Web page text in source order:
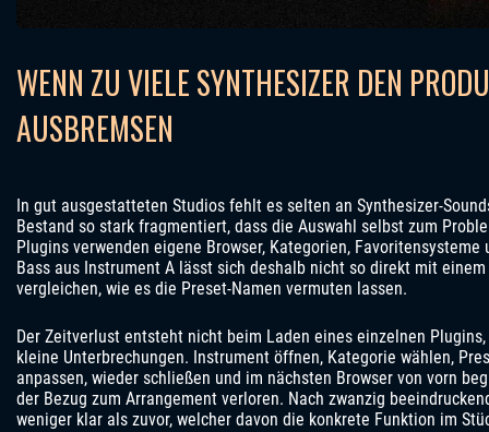
WENN ZU VIELE SYNTHESIZER DEN
AUSBREMSEN
In gut ausgestatteten Studios fehlt es selten an Synthesizer-
Bestand so stark fragmentiert, dass die Auswahl selbst zum
Plugins verwenden eigene Browser, Kategorien,
Bass aus Instrument A lässt sich deshalb nicht so direkt mit
vergleichen, wie es die Preset-Namen vermuten lassen.
Der Zeitverlust entsteht nicht beim Laden eines einzelnen
kleine Unterbrechungen. Instrument öffnen, Kategorie wählen,
anpassen, wieder schließen und im nächsten Browser von vorn
der Bezug zum Arrangement verloren. Nach zwanzig
weniger klar als zuvor, welcher davon die konkrete Funktion im